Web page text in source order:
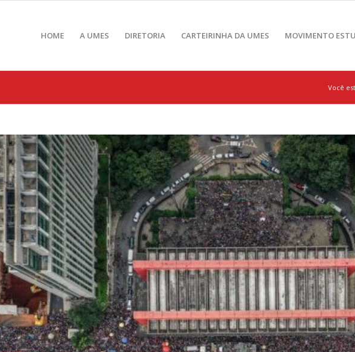
HOME A UMES DIRETORIA CARTEIRINHA DA UMES MOVIMENTO
Você